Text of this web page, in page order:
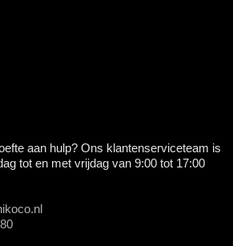
aan hulp? Ons klantenserviceteam is
tot en met vrijdag van 9:00 tot 17:00